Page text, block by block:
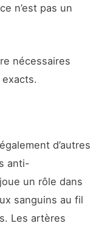
n’est pas un
nécessaires
d’autres
anti-
un rôle dans
sanguins au fil
Les artères